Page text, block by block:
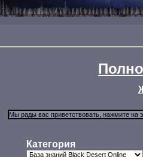
Категория